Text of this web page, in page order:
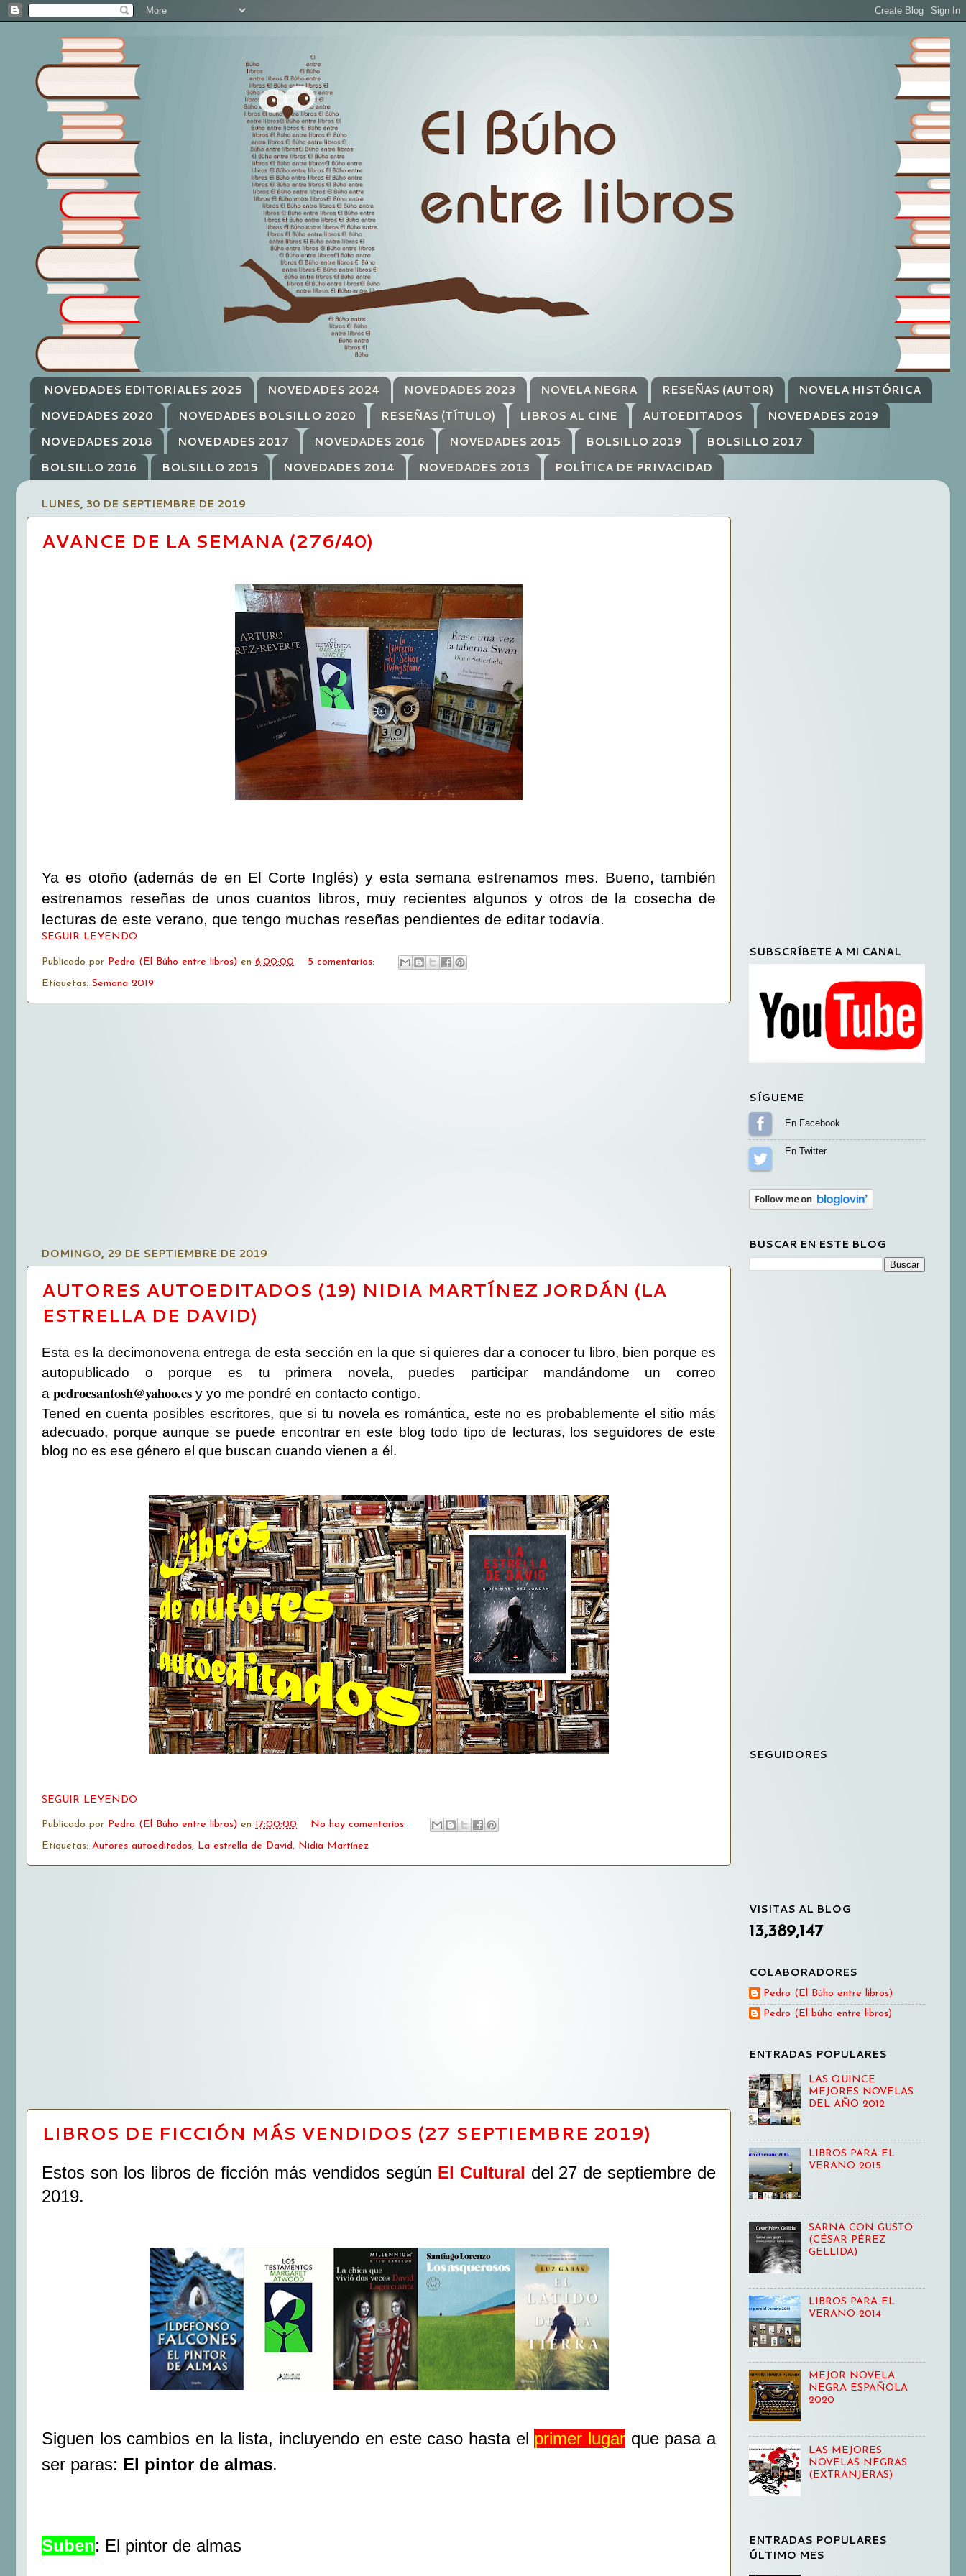
NOVEDADES EDITORIALES 2025 NOVEDADES 2024 NOVEDADES 2023 NOVELA NEGRA RESEÑAS (AUTOR)
NOVELA HISTÓRICA
NOVEDADES 2020
NOVEDADES BOLSILLO 2020 RESEÑAS (TÍTULO) LIBROS AL CINE AUTOEDITADOS
NOVEDADES 2019
NOVEDADES 2018
NOVEDADES 2017 NOVEDADES 2016 NOVEDADES 2015 BOLSILLO 2019
BOLSILLO 2017
BOLSILLO 2016
BOLSILLO 2015 NOVEDADES 2014 NOVEDADES 2013 POLÍTICA DE PRIVACIDAD
LUNES, 30 DE SEPTIEMBRE DE 2019
AVANCE DE LA SEMANA (276/40)
Ya es otoño (además de en El Corte Inglés) y esta semana estrenamos mes. Bueno, también
estrenamos reseñas de unos cuantos libros, muy recientes algunos y otros de la cosecha de
lecturas de este verano, que tengo muchas reseñas pendientes de editar todavía.
SEGUIR LEYENDO
Publicado por Pedro (El Búho entre libros) en 6:00:00
5 comentarios:
Etiquetas: Semana 2019
DOMINGO, 29 DE SEPTIEMBRE DE 2019
AUTORES AUTOEDITADOS (19) NIDIA MARTÍNEZ JORDÁN (LA
ESTRELLA DE DAVID)
Esta es la decimonovena entrega de esta sección en la que si quieres dar a conocer tu libro, bien porque es
autopublicado o porque es tu primera novela, puedes participar mandándome un correo
a pedroesantosh@yahoo.es y yo me pondré en contacto contigo.
Tened en cuenta posibles escritores, que si tu novela es romántica, este no es probablemente el sitio más
adecuado, porque aunque se puede encontrar en este blog todo tipo de lecturas, los seguidores de este
blog no es ese género el que buscan cuando vienen a él.
SEGUIR LEYENDO
Publicado por Pedro (El Búho entre libros) en 17:00:00
No hay comentarios:
Etiquetas: Autores autoeditados, La estrella de David, Nidia Martínez
LIBROS DE FICCIÓN MÁS VENDIDOS (27 SEPTIEMBRE 2019)
Estos son los libros de ficción más vendidos según El Cultural del 27 de septiembre de
2019.
Siguen los cambios en la lista, incluyendo en este caso hasta el primer lugarque pasa a
ser paras: El pintor de almas.
Suben: El pintor de almas
SUBSCRÍBETE A MI CANAL
SÍGUEME
Sígueme en Facebook
BUSCAR EN ESTE BLOG
SEGUIDORES
VISITAS AL BLOG
13,389,147
COLABORADORES
Pedro (El Búho entre libros)
Pedro (El búho entre libros)
ENTRADAS POPULARES
LAS QUINCE
MEJORES NOVELAS
DEL AÑO 2012
LIBROS PARA EL
VERANO 2015
SARNA CON GUSTO
(CÉSAR PÉREZ
GELLIDA)
LIBROS PARA EL
VERANO 2014
MEJOR NOVELA
NEGRA ESPAÑOLA
2020
LAS MEJORES
NOVELAS NEGRAS
(EXTRANJERAS)
ENTRADAS POPULARES
ÚLTIMO MES